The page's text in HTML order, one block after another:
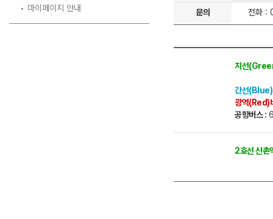
마이페이지 안내
문의 전화 :
지선
간선(Blue)
광역(Red)
공항버스 :
2호선 신촌